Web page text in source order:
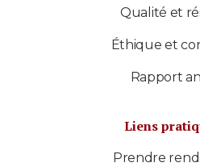
Qualité et
Éthique et
Rapport
Liens
Prendre